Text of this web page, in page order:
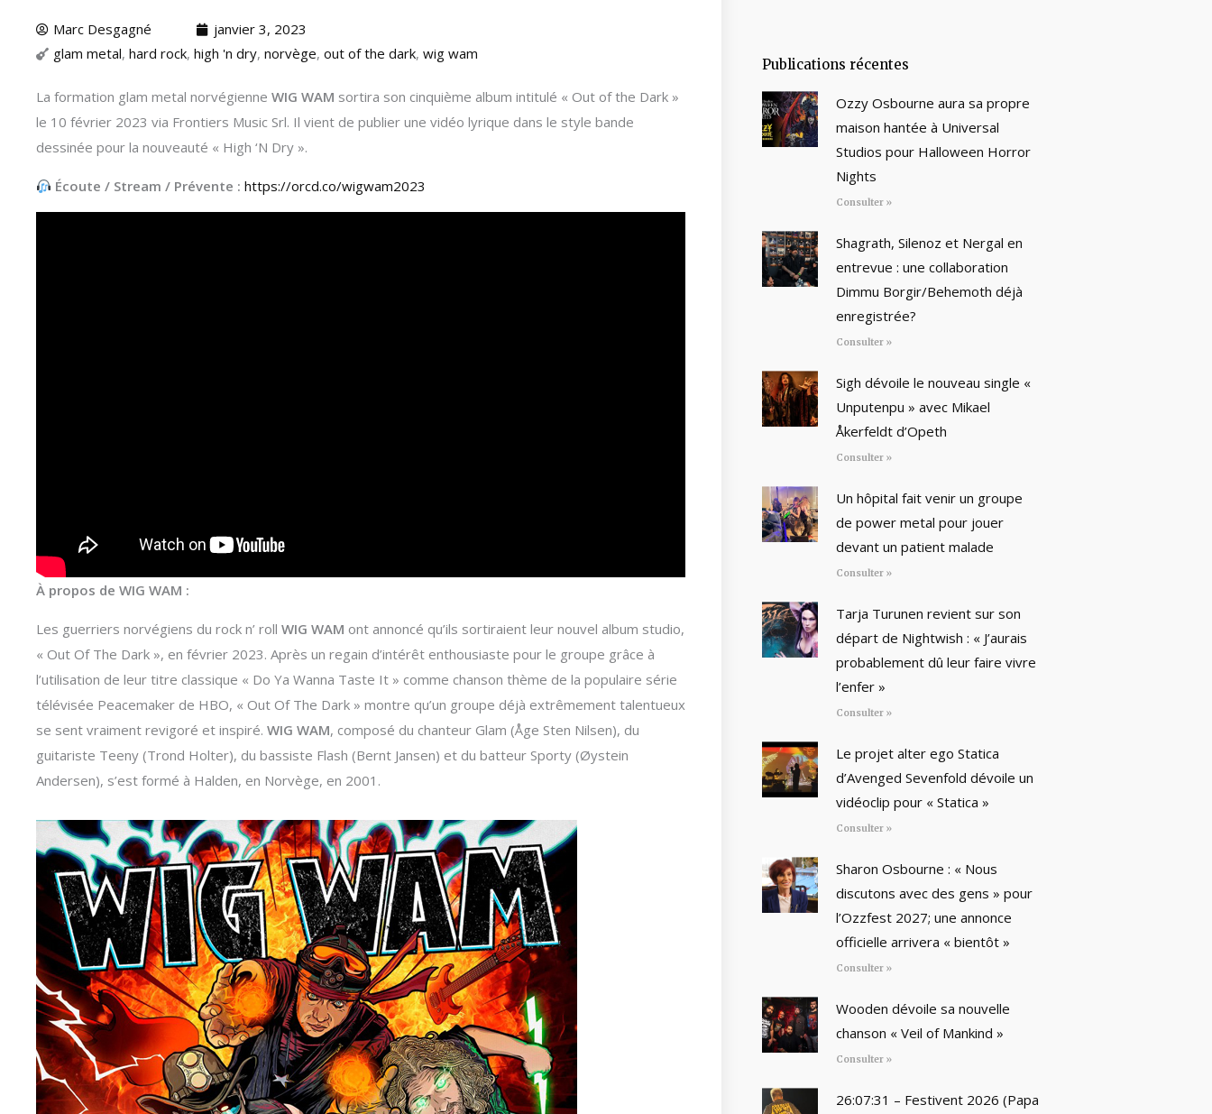
Marc Desgagné
janvier 3, 2023
glam metal, hard rock, high 'n dry, norvège, out of the dark, wig wam
La formation glam metal norvégienne WIG WAM sortira son cinquième album intitulé « Out of the Dark »
le 10 février 2023 via Frontiers Music Srl. Il vient de publier une vidéo lyrique dans le style bande
dessinée pour la nouveauté « High ‘N Dry ».
Écoute / Stream / Prévente : https://orcd.co/wigwam2023
À propos de WIG WAM :
Les guerriers norvégiens du rock n’ roll WIG WAM ont annoncé qu’ils sortiraient leur nouvel album studio,
« Out Of The Dark », en février 2023. Après un regain d’intérêt enthousiaste pour le groupe grâce à
l’utilisation de leur titre classique « Do Ya Wanna Taste It » comme chanson thème de la populaire série
télévisée Peacemaker de HBO, « Out Of The Dark » montre qu’un groupe déjà extrêmement talentueux
se sent vraiment revigoré et inspiré. WIG WAM, composé du chanteur Glam (Åge Sten Nilsen), du
guitariste Teeny (Trond Holter), du bassiste Flash (Bernt Jansen) et du batteur Sporty (Øystein
Andersen), s’est formé à Halden, en Norvège, en 2001.
Publications récentes
Ozzy Osbourne aura sa propre
maison hantée à Universal
Studios pour Halloween Horror
Nights
Consulter »
Shagrath, Silenoz et Nergal en
entrevue : une collaboration
Dimmu Borgir/Behemoth déjà
enregistrée?
Consulter »
Sigh dévoile le nouveau single «
Unputenpu » avec Mikael
Åkerfeldt d’Opeth
Consulter »
Un hôpital fait venir un groupe
de power metal pour jouer
devant un patient malade
Consulter »
Tarja Turunen revient sur son
départ de Nightwish : « J’aurais
probablement dû leur faire vivre
l’enfer »
Consulter »
Le projet alter ego Statica
d’Avenged Sevenfold dévoile un
vidéoclip pour « Statica »
Consulter »
Sharon Osbourne : « Nous
discutons avec des gens » pour
l’Ozzfest 2027; une annonce
officielle arrivera « bientôt »
Consulter »
Wooden dévoile sa nouvelle
chanson « Veil of Mankind »
Consulter »
26:07:31 – Festivent 2026 (Papa